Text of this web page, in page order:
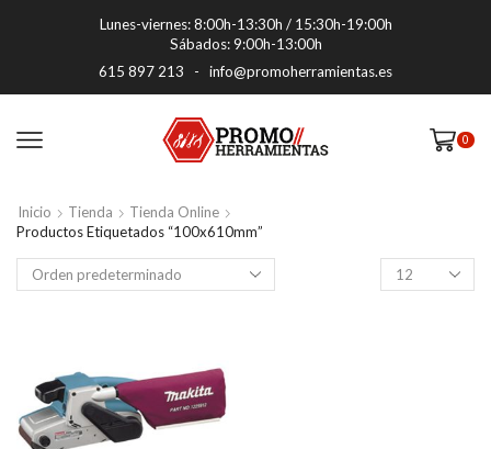
Lunes-viernes: 8:00h-13:30h / 15:30h-19:00h
Sábados: 9:00h-13:00h
615 897 213 - info@promoherramientas.es
0
Inicio Tienda
Tienda Online
Productos Etiquetados “100x610mm”
Productos
por